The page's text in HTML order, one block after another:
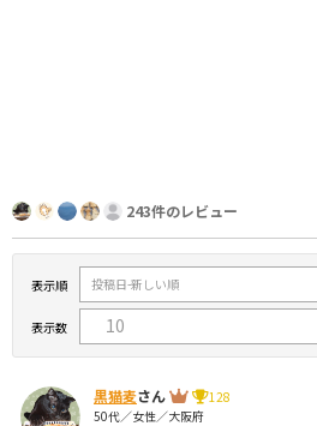
243件のレビュー
表示順
表示数
黒猫麦さん
128
50代／女性／大阪府